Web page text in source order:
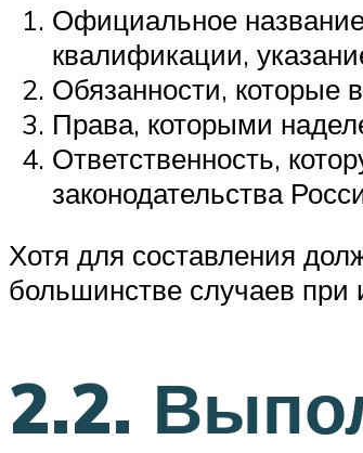
Официальное
квалификации,
Обязанности, которые
Права, которыми
Ответственность,
законодательства
Хотя для составления
большинстве случаев при
2.2.